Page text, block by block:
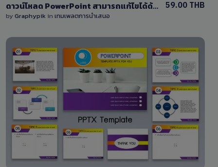
ดาวน์โหลด PowerPoint สามารถแก้ไขได้ด้วยไฟล์ PPTX โทนสีแดง-สีน้ำเงิน
by Graphypik in เทมเพลตการนำเสนอ
59.00 THB
View Details
0 Sale